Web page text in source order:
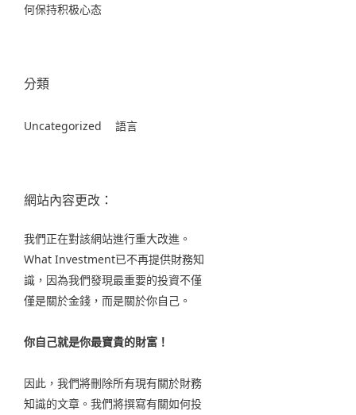
何保持积极心态
分類
Uncategorized 語言
網站內容更改：
我們正在對該網站進行重大改進。
What Investment已不再提供財務知
識，因為我們發現最重要的投資不僅
僅是關於金錢，而是關於你自己。
你自己就是你最寶貴的財富！
因此，我們將刪除所有現有關於財務
知識的文章。我們將撰寫有關如何投